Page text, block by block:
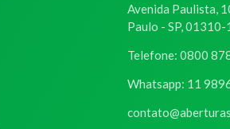
Avenida Paulista,
Paulo - SP,
Telefone: 0800
Whatsapp: 11